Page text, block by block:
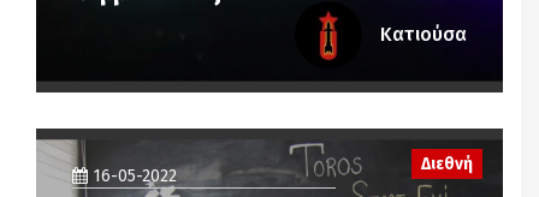
Κατιούσα
16-05-2022
Διεθνή